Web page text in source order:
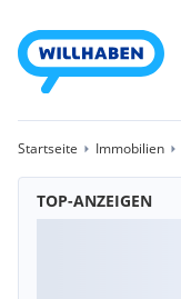
Startseite Immobilien
TOP-ANZEIGEN